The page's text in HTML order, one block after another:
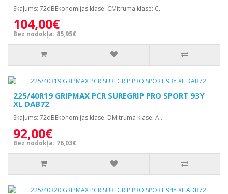
Skaļums: 72dBEkonomijas klase: CMitruma klase: C..
104,00€
Bez nodokļa: 85,95€
225/40R19 GRIPMAX PCR SUREGRIP PRO SPORT 93Y
XL DAB72
Skaļums: 72dBEkonomijas klase: DMitruma klase: A..
92,00€
Bez nodokļa: 76,03€